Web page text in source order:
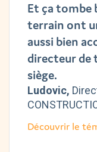
Et ça tombe
terrain ont
aussi bien
directeur de
siège.
Ludovic,
Découvrir le